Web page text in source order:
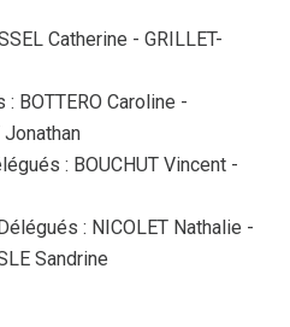
Catherine - GRILLET-
BOTTERO Caroline -
Jonathan
: BOUCHUT Vincent -
: NICOLET Nathalie -
Sandrine